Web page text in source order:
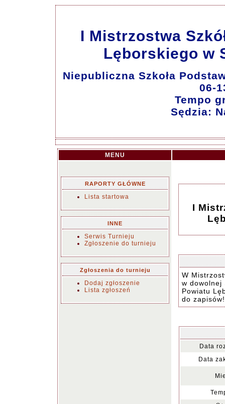
I Mistrzostwa
Lęborskiego w
Niepubliczna Szkoła
06-
Tempo
Sędzia:
MENU
RAPORTY GŁÓWNE
Lista startowa
INNE
Serwis Turnieju
Zgłoszenie do turnieju
Zgłoszenia do turnieju
Dodaj zgłoszenie
Lista zgłoszeń
I
W
w dowolnej
Powiatu
do zapisów!
Data
Data